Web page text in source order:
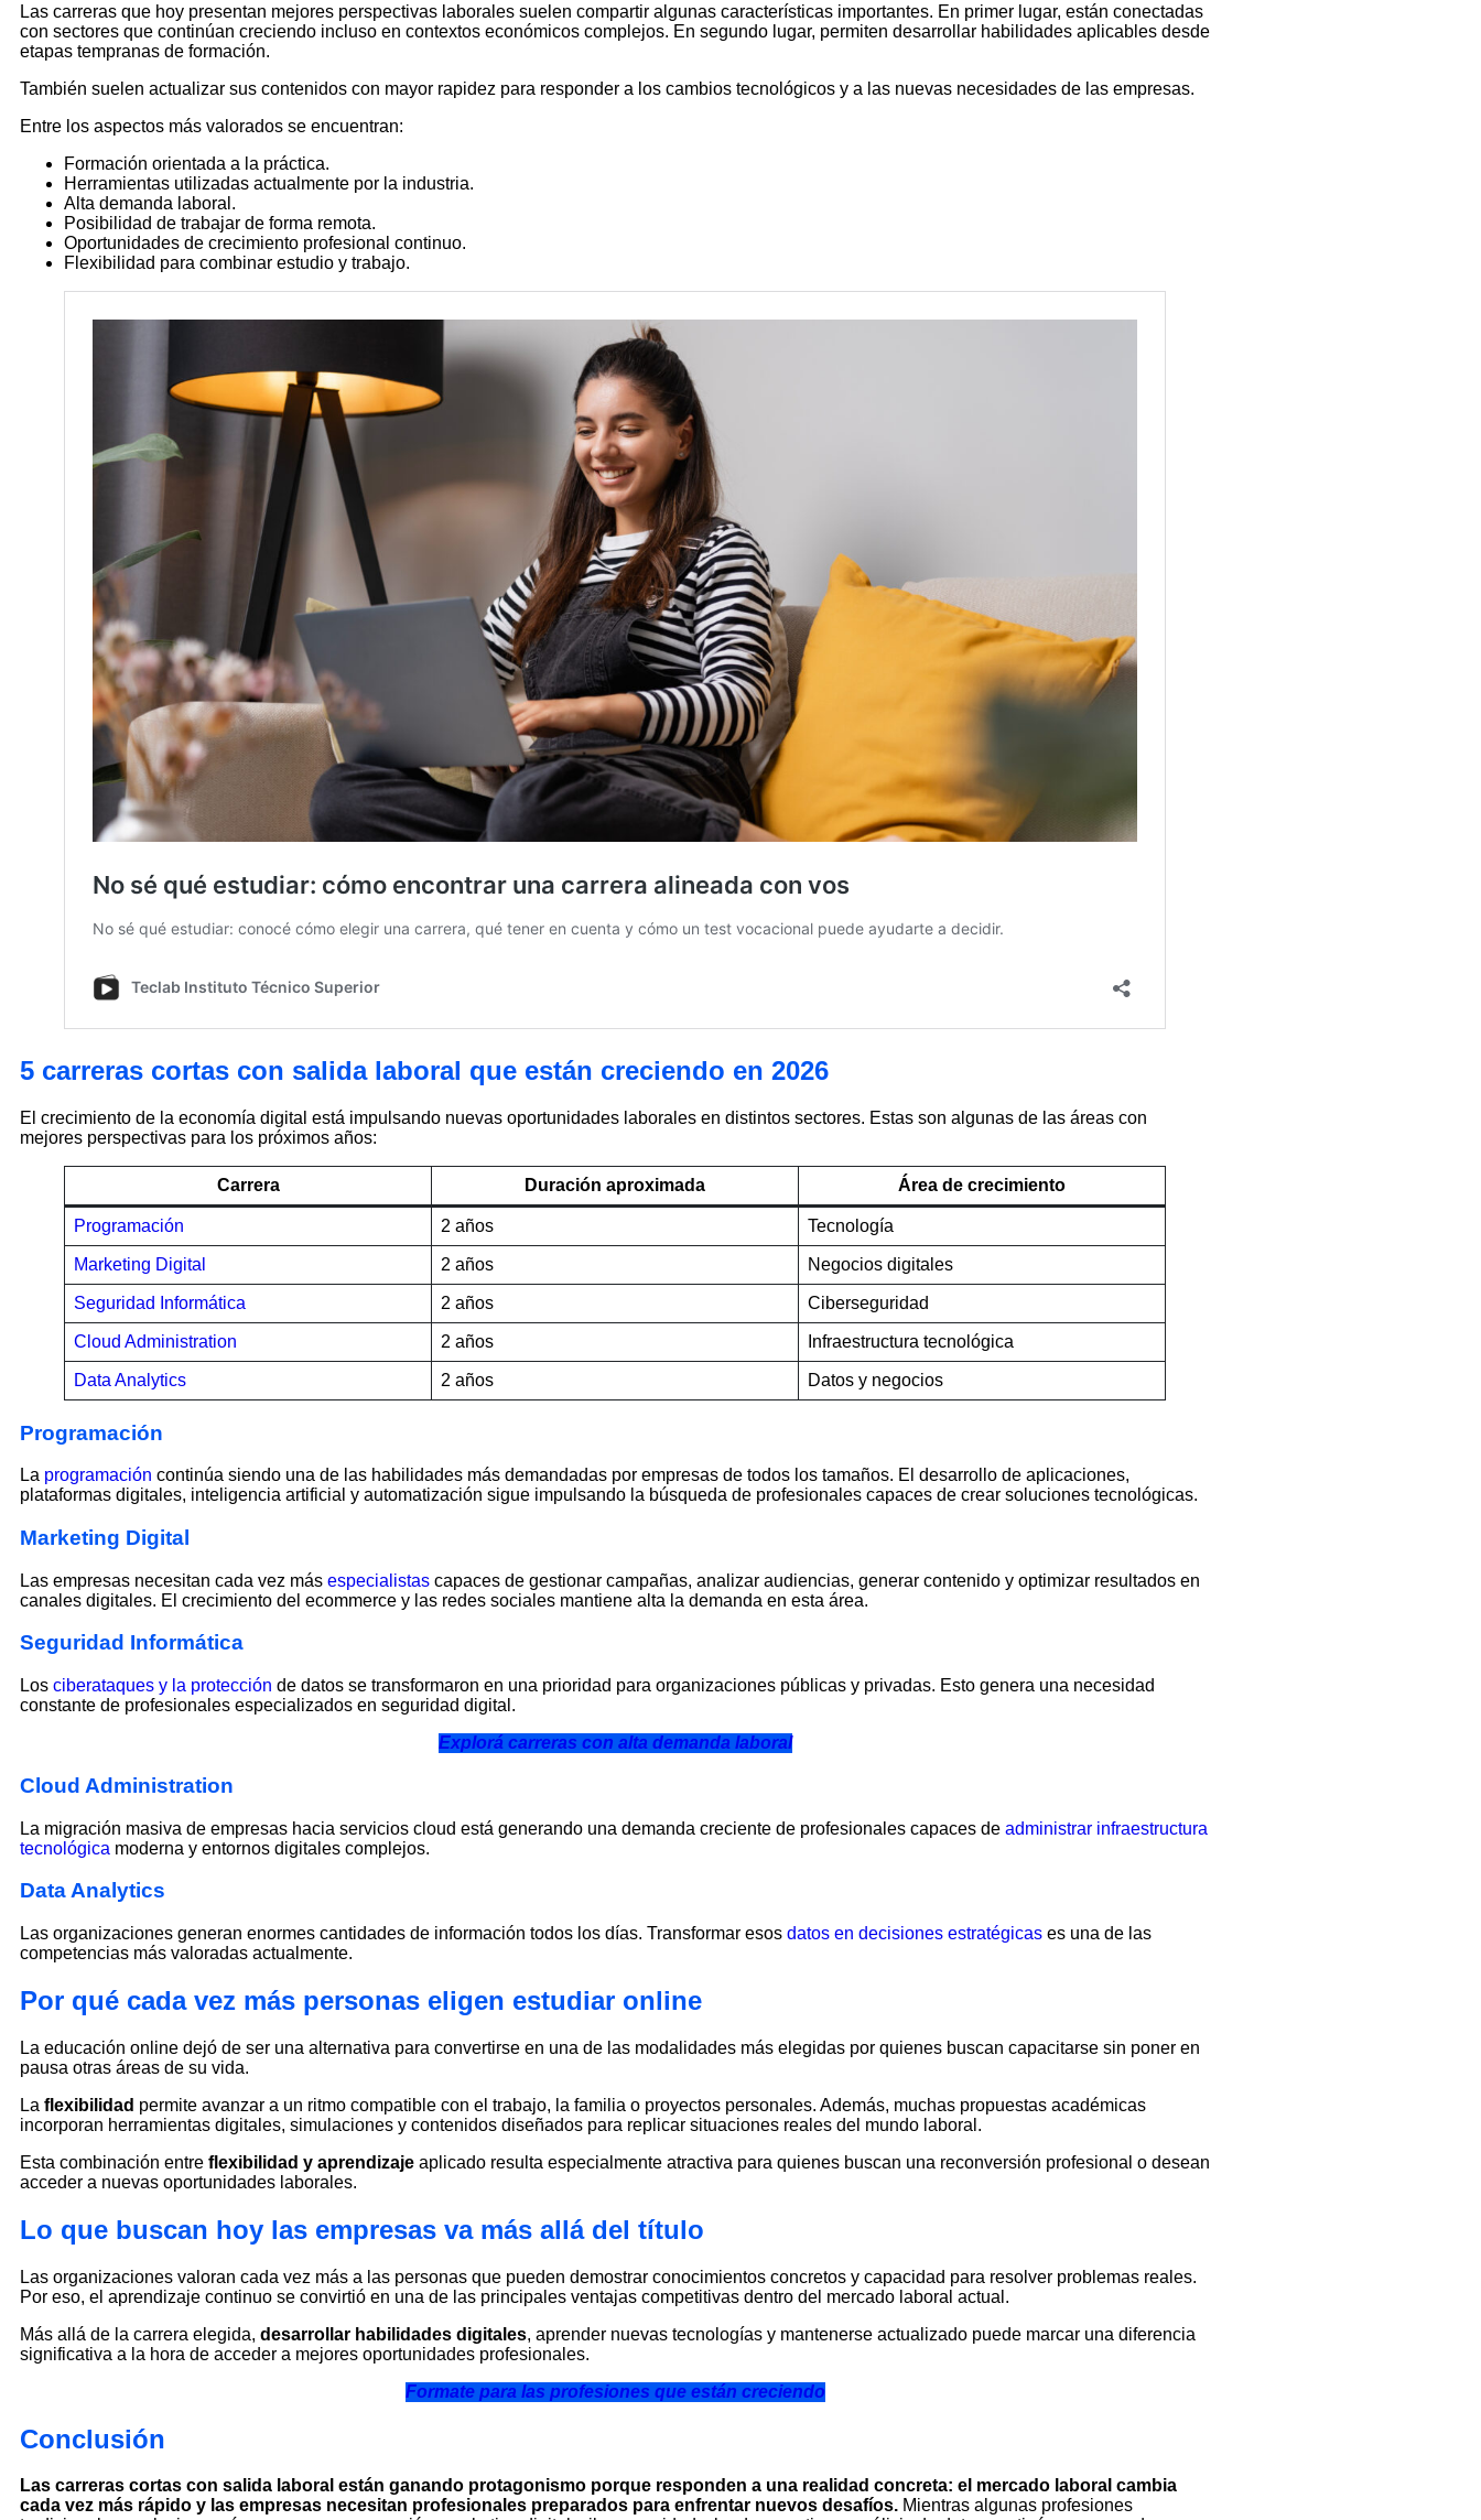
Las carreras que hoy presentan mejores perspectivas laborales suelen compartir algunas características importantes. En primer lugar, están conectadas
con sectores que continúan creciendo incluso en contextos económicos complejos. En segundo lugar, permiten desarrollar habilidades aplicables desde
etapas tempranas de formación.
También suelen actualizar sus contenidos con mayor rapidez para responder a los cambios tecnológicos y a las nuevas necesidades de las empresas.
Entre los aspectos más valorados se encuentran:
Formación orientada a la práctica.
Herramientas utilizadas actualmente por la industria.
Alta demanda laboral.
Posibilidad de trabajar de forma remota.
Oportunidades de crecimiento profesional continuo.
Flexibilidad para combinar estudio y trabajo.
5 carreras cortas con salida laboral que están creciendo en 2026
El crecimiento de la economía digital está impulsando nuevas oportunidades laborales en distintos sectores. Estas son algunas de las áreas con
mejores perspectivas para los próximos años:
Carrera Duración aproximada Área de crecimiento
Programación 2 años Tecnología
Marketing Digital 2 años Negocios digitales
Seguridad Informática 2 años Ciberseguridad
Cloud Administration 2 años Infraestructura tecnológica
Data Analytics 2 años Datos y negocios
Programación
La programación continúa siendo una de las habilidades más demandadas por empresas de todos los tamaños. El desarrollo de aplicaciones,
plataformas digitales, inteligencia artificial y automatización sigue impulsando la búsqueda de profesionales capaces de crear soluciones tecnológicas.
Marketing Digital
Las empresas necesitan cada vez más especialistas capaces de gestionar campañas, analizar audiencias, generar contenido y optimizar resultados en
canales digitales. El crecimiento del ecommerce y las redes sociales mantiene alta la demanda en esta área.
Seguridad Informática
Los ciberataques y la protección de datos se transformaron en una prioridad para organizaciones públicas y privadas. Esto genera una necesidad
constante de profesionales especializados en seguridad digital.
Explorá carreras con alta demanda laboral
Cloud Administration
La migración masiva de empresas hacia servicios cloud está generando una demanda creciente de profesionales capaces de administrar infraestructura
tecnológica moderna y entornos digitales complejos.
Data Analytics
Las organizaciones generan enormes cantidades de información todos los días. Transformar esos datos en decisiones estratégicas es una de las
competencias más valoradas actualmente.
Por qué cada vez más personas eligen estudiar online
La educación online dejó de ser una alternativa para convertirse en una de las modalidades más elegidas por quienes buscan capacitarse sin poner en
pausa otras áreas de su vida.
La flexibilidad permite avanzar a un ritmo compatible con el trabajo, la familia o proyectos personales. Además, muchas propuestas académicas
incorporan herramientas digitales, simulaciones y contenidos diseñados para replicar situaciones reales del mundo laboral.
Esta combinación entre flexibilidad y aprendizaje aplicado resulta especialmente atractiva para quienes buscan una reconversión profesional o desean
acceder a nuevas oportunidades laborales.
Lo que buscan hoy las empresas va más allá del título
Las organizaciones valoran cada vez más a las personas que pueden demostrar conocimientos concretos y capacidad para resolver problemas reales.
Por eso, el aprendizaje continuo se convirtió en una de las principales ventajas competitivas dentro del mercado laboral actual.
Más allá de la carrera elegida, desarrollar habilidades digitales, aprender nuevas tecnologías y mantenerse actualizado puede marcar una diferencia
significativa a la hora de acceder a mejores oportunidades profesionales.
Formate para las profesiones que están creciendo
Conclusión
Las carreras cortas con salida laboral están ganando protagonismo porque responden a una realidad concreta: el mercado laboral cambia
cada vez más rápido y las empresas necesitan profesionales preparados para enfrentar nuevos desafíos. Mientras algunas profesiones